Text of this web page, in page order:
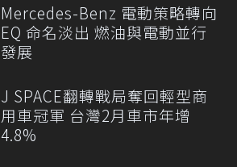
Mercedes-Benz 電動策略轉向
EQ 命名淡出 燃油與電動並行
發展
J SPACE翻轉戰局奪回輕型商
用車冠軍 台灣2月車市年增
4.8%